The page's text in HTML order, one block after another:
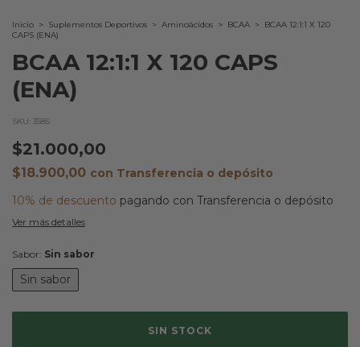
Inicio > Suplementos Deportivos > Aminoácidos > BCAA > BCAA 12:1:1 X 120
CAPS (ENA)
BCAA 12:1:1 X 120 CAPS
(ENA)
SKU: 3585
$21.000,00
$18.900,00 con Transferencia o depósito
10% de descuento pagando con Transferencia o depósito
Ver más detalles
Sabor: Sin sabor
Sin sabor